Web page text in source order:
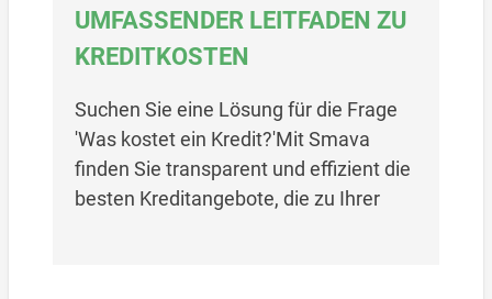
UMFASSENDER LEITFADEN ZU
KREDITKOSTEN
Suchen Sie eine Lösung für die Frage
'Was kostet ein Kredit?'Mit Smava
finden Sie transparent und effizient die
besten Kreditangebote, die zu Ihrer